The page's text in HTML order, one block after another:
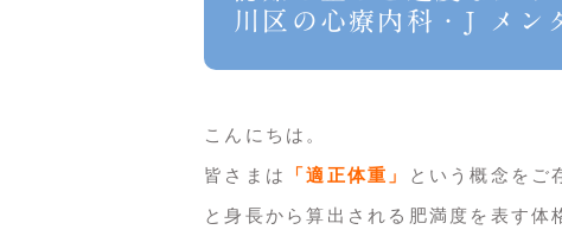
川区の心療内科・J メン
こんにちは。
皆さまは 「適正体重」 という概念をご
と身長から算出される肥満度を表す体